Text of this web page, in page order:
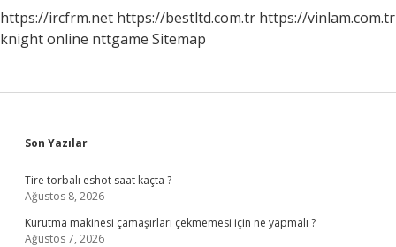
https://ircfrm.net https://bestltd.com.tr https://vinlam.com.tr
knight online nttgame Sitemap
Sidebar
Son Yazılar
Tire torbalı eshot saat kaçta ?
Ağustos 8, 2026
Kurutma makinesi çamaşırları çekmemesi için ne yapmalı ?
Ağustos 7, 2026